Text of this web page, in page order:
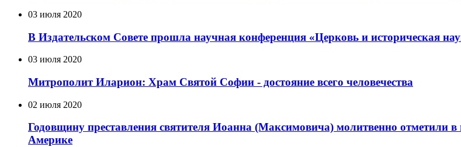
03 июля 2020
В Издательском Совете прошла научная конференция «Церковь и историческая
03 июля 2020
Митрополит Иларион: Храм Святой Софии - достояние всего человечества
02 июля 2020
Годовщину преставления святителя Иоанна (Максимовича) молитвенно отметили
Америке